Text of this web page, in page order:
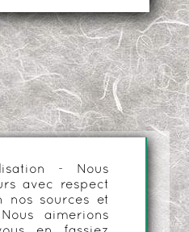
- Nous
avec respect
nos sources et
aimerions